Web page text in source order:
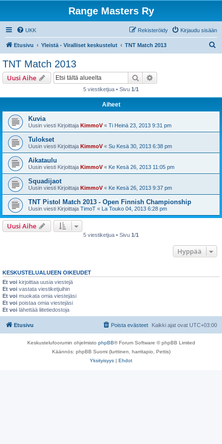
Range Masters Ry
UKK Kirjaudu sisään
Rekisteröidy
Etusivu Yleistä - Viralliset keskustelut TNT Match 2013
TNT Match 2013
Uusi Aihe Etsi
5 viestiketjua • Sivu 1/1
Aiheet
Kuvia
Uusin viesti Kirjoittaja KimmoV« Ti Heinä 23, 2013 9:31 pm
Tulokset
Uusin viesti Kirjoittaja KimmoV« Su Kesä 30, 2013 6:38 pm
Aikataulu
Uusin viesti Kirjoittaja KimmoV« Ke Kesä 26, 2013 11:05 pm
Squadijaot
Uusin viesti Kirjoittaja KimmoV« Ke Kesä 26, 2013 9:37 pm
TNT Pistol Match 2013 - Open Finnish Championship
Uusin viesti Kirjoittaja TimoT « La Touko 04, 2013 6:28 pm
Uusi Aihe
5 viestiketjua • Sivu 1/1
Hyppää
KESKUSTELUALUEEN OIKEUDET
Et voi kirjoittaa uusia viestejä
Et voi vastata viestiketjuihin
Et voi muokata omia viestejäsi
Et voi poistaa omia viestejäsi
Et voi lähettää liitetiedostoja
Etusivu Kaikki ajat ovat UTC+03:00
Poista evästeet
Keskustelufoorumin ohjelmisto phpBB® Forum Software © phpBB Limited
Käännös: phpBB Suomi (lurttinen, harritapio, Pettis)
Yksityisyys | Ehdot